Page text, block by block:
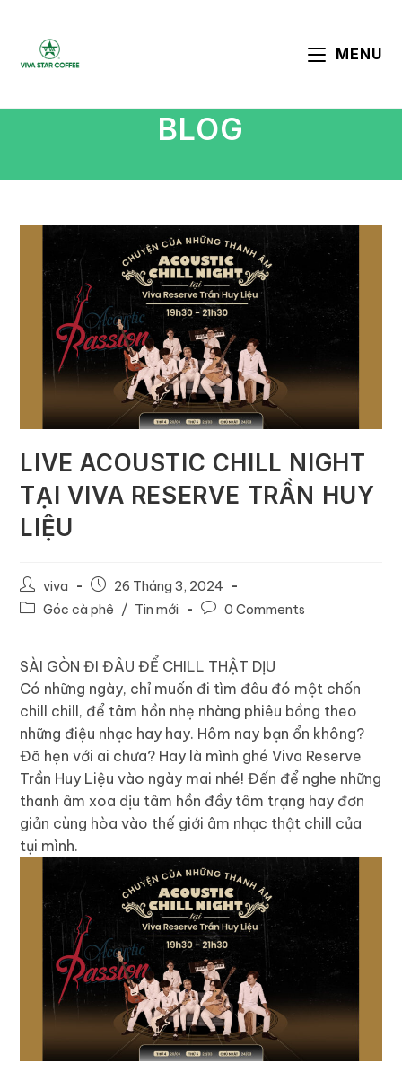
MENU
BLOG
LIVE ACOUSTIC CHILL NIGHT
TẠI VIVA RESERVE TRẦN HUY
LIỆU
viva
26 Tháng 3, 2024
Góc cà phê / Tin mới 0 Comments
SÀI GÒN ĐI ĐÂU ĐỂ CHILL THẬT DỊU
Có những ngày, chỉ muốn đi tìm đâu đó một chốn
chill chill, để tâm hồn nhẹ nhàng phiêu bồng theo
những điệu nhạc hay hay.️ Hôm nay bạn ổn không?
Đã hẹn với ai chưa? Hay là mình ghé Viva Reserve
Trần Huy Liệu vào ngày mai nhé!️ Đến để nghe những
thanh âm xoa dịu tâm hồn đầy tâm trạng hay đơn
giản cùng hòa vào thế giới âm nhạc thật chill của
tụi mình.